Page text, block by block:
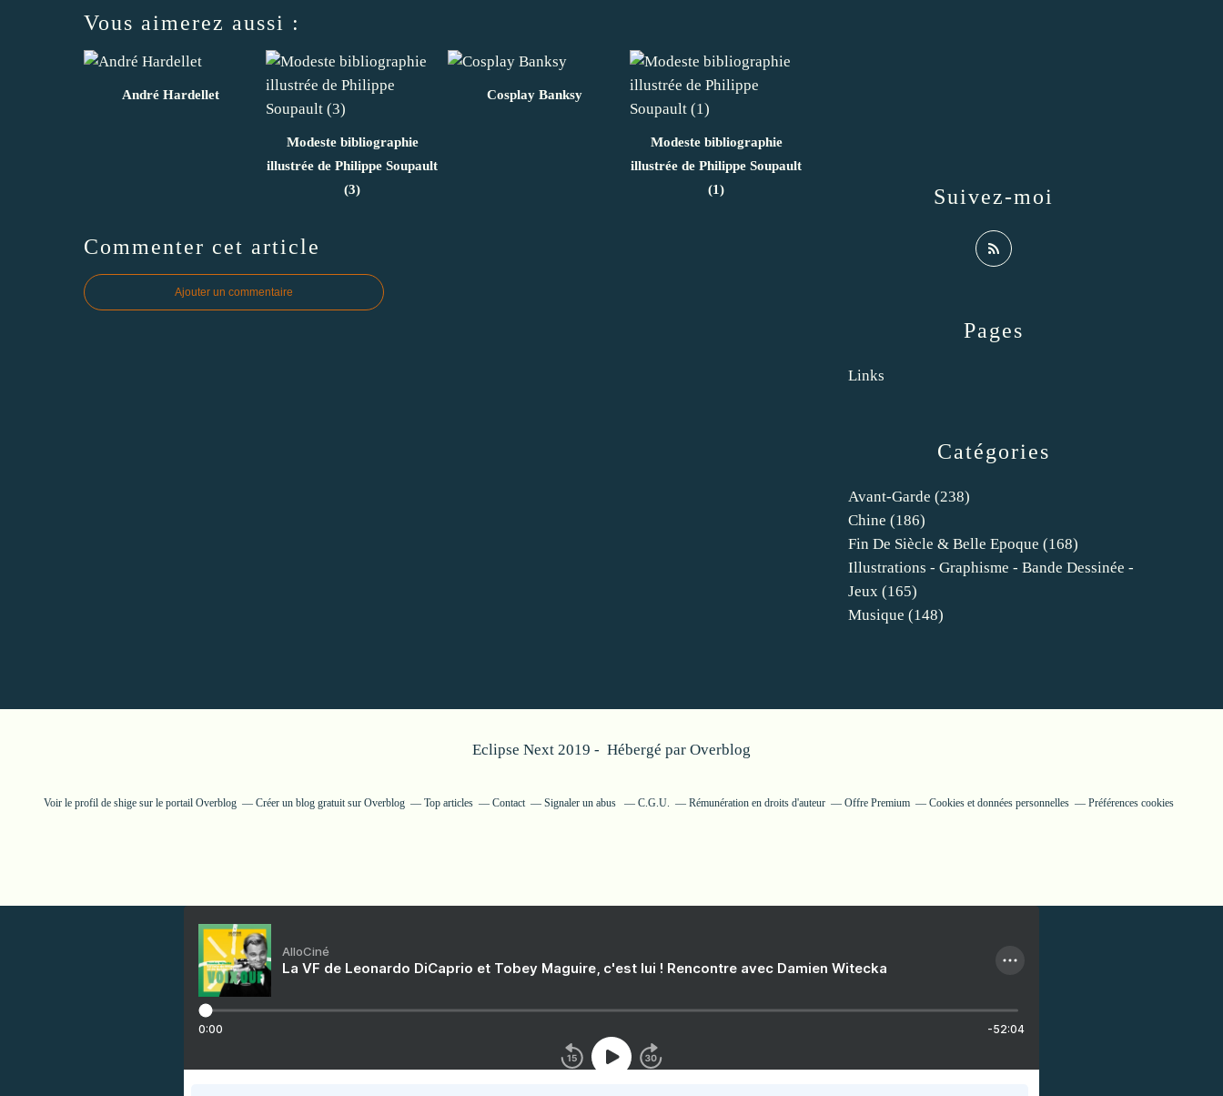
Vous aimerez aussi :
André Hardellet
Modeste bibliographie
illustrée de Philippe Soupault
(3)
Cosplay Banksy
Modeste bibliographie
illustrée de Philippe Soupault
(1)
Commenter cet article
Ajouter un commentaire
Catégories
Avant-Garde (238)
Chine (186)
Fin De Siècle & Belle Epoque (168)
Illustrations - Graphisme - Bande Dessinée -
Jeux (165)
Musique (148)
Pages
Links
Suivez-moi
Eclipse Next 2019 - Hébergé par Overblog
Voir le profil de shige sur le portail Overblog Créer un blog gratuit sur Overblog Top articles Contact Signaler un abus C.G.U. Rémunération en droits d'auteur Offre Premium Cookies et données personnelles Préférences cookies
AlloCiné
La VF de Leonardo DiCaprio et Tobey Maguire, c'est lui ! Rencontre avec Damien Witecka
0:00 -52:04